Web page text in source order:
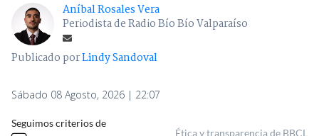
Aníbal Rosales Vera
Periodista de Radio Bío Bío Valparaíso
Publicado porLindy Sandoval
Sábado 08 Agosto, 2026 | 22:07
Seguimos criterios de
Ética y transparencia de BBCL